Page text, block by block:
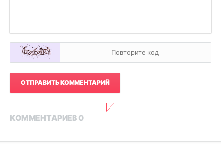
ОТПРАВИТЬ КОММЕНТАРИЙ
КОММЕНТАРИЕВ 0